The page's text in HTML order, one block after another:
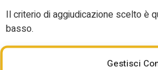
Gestisci
Il criterio di aggiudicazione scelto è
basso.
Termine per la partecipazione: 03/